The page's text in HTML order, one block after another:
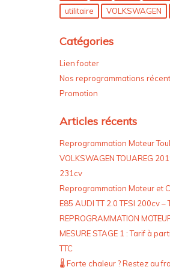
utilitaire
VOLKSWAGEN
Catégories
Lien footer
Nos reprogrammations
Promotion
Articles récents
Reprogrammation Moteur
VOLKSWAGEN TOUAREG
231cv
Reprogrammation Moteur et
E85 AUDI TT 2.0 TFSI 200cv –
REPROGRAMMATION
MESURE STAGE 1 : Tarif à
TTC
🌡️ Forte chaleur ? Restez au